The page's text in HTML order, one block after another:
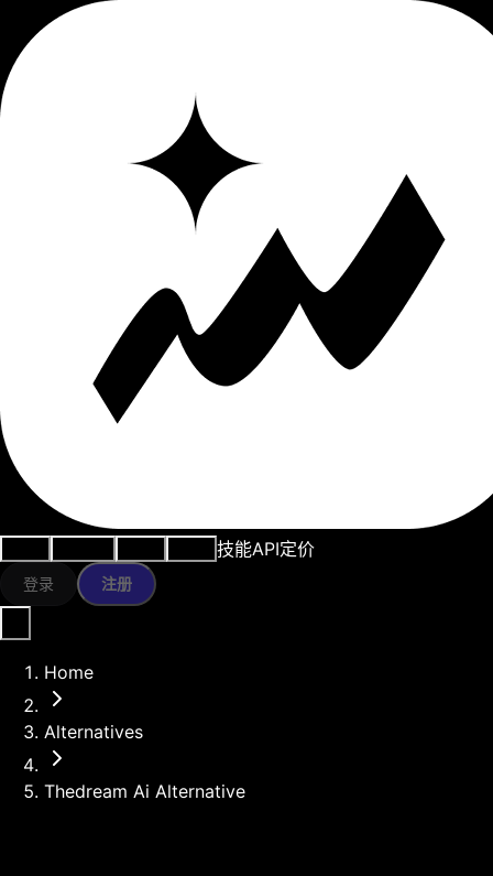
技能API定价
登录 注册
Home
Alternatives
Thedream Ai Alternative